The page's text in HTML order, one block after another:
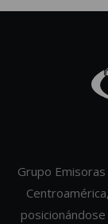
Grupo